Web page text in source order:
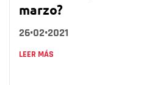
marzo?
26•02•2021
LEER MÁS